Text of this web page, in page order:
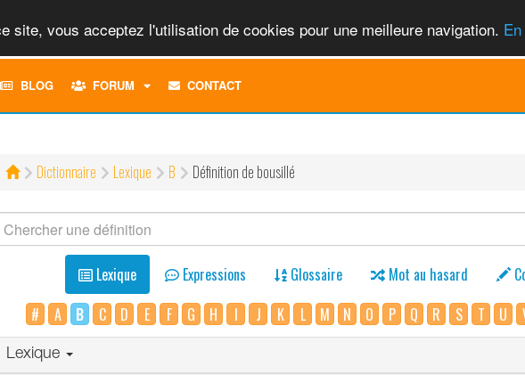
site, vous acceptez l'utilisation de cookies pour une meilleure navigation.
BLOG FORUM
TOGGLECONTACT
Dictionnaire Lexique B Définition de bousillé
Lexique Expressions Glossaire Mot au hasard
#
A B C D E F G H I J K L M N O P Q R S T U
Lexique